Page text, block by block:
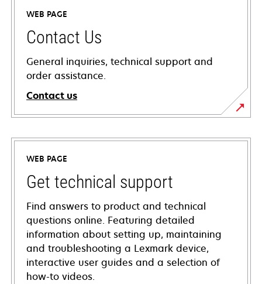
WEB PAGE
Contact Us
General inquiries, technical support and
order assistance.
Contact us
WEB PAGE
Get technical support
Find answers to product and technical
questions online. Featuring detailed
information about setting up, maintaining
and troubleshooting a Lexmark device,
interactive user guides and a selection of
how-to videos.